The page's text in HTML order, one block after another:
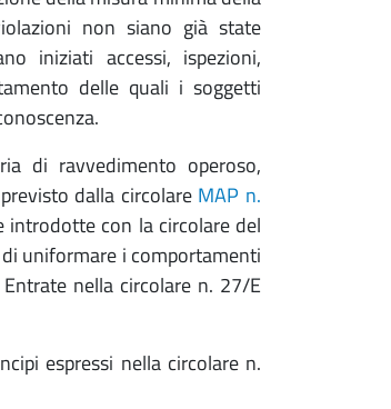
non siano già state
iniziati accessi, ispezioni,
delle quali i soggetti
di ravvedimento operoso,
dalla circolare MAP n.
con la circolare del
uniformare i comportamenti
nella circolare n. 27/E
espressi nella circolare n.